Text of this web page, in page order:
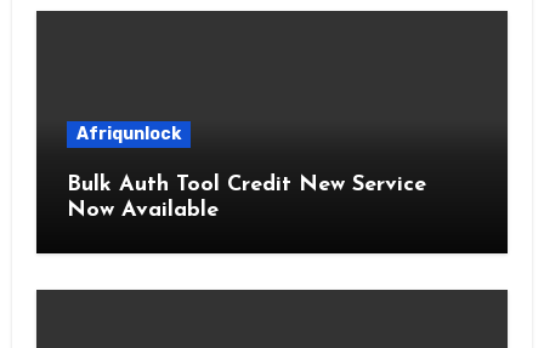
Afriqunlock
Bulk Auth Tool Credit New Service
Now Available